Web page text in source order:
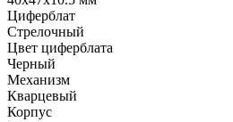
Циферблат
Стрелочный
Цвет циферблата
Черный
Механизм
Кварцевый
Корпус